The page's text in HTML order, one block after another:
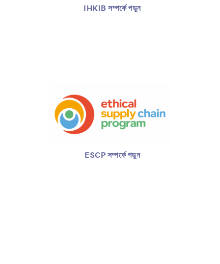
IHKIB সম্পর্কে পড়ুন
ESCP সম্পর্কে পড়ুন